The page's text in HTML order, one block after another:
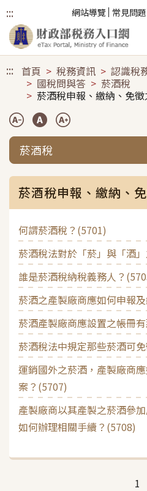
::: 網站導覽 常見問題
::: 首頁 稅務資訊 認識稅
國稅問與答
菸酒稅
菸酒稅申報、繳納、免
菸酒稅
菸酒稅申報、繳納、
何謂菸酒稅？(5701)
菸酒稅法對於「菸」與「酒
誰是菸酒稅納稅義務人？
菸酒之產製廠商應如何申報
菸酒產製廠商應設置之帳冊
菸酒稅法中規定那些菸酒可
運銷國外之菸酒，產製廠商
案？(5707)
產製廠商以其產製之菸酒參
如何辦理相關手續？(5708)
1